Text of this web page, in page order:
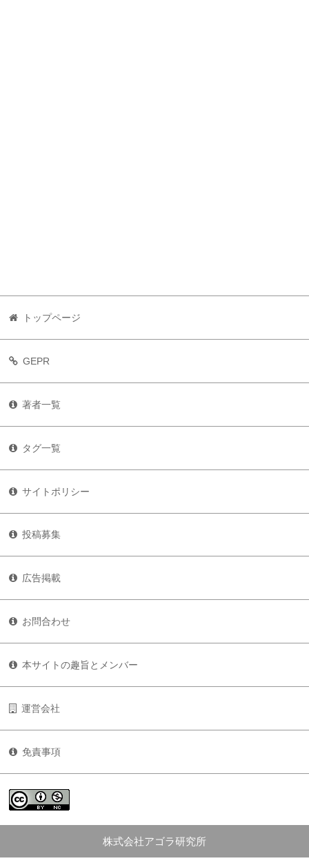
トップページ
GEPR
著者一覧
タグ一覧
サイトポリシー
投稿募集
広告掲載
お問合わせ
本サイトの趣旨とメンバー
運営会社
免責事項
株式会社アゴラ研究所